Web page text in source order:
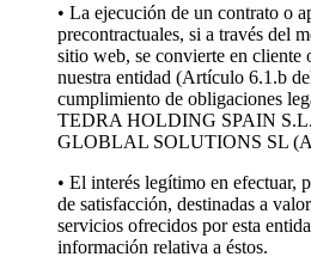
• La ejecución de un contrato o
precontractuales, si a través del
sitio web, se convierte en cliente
nuestra entidad (Artículo 6.1.b
cumplimiento de obligaciones
TEDRA HOLDING SPAIN
GLOBLAL SOLUTIONS SL
• El interés legítimo en efectuar,
de satisfacción, destinadas a
servicios ofrecidos por esta
información relativa a éstos.